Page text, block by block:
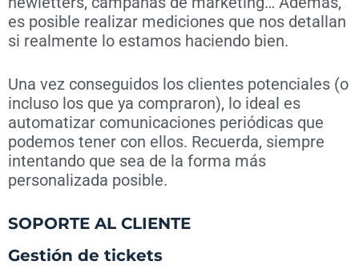
es posible realizar mediciones que nos detallan
si realmente lo estamos haciendo bien.
Una vez conseguidos los clientes potenciales (o
incluso los que ya compraron), lo ideal es
automatizar comunicaciones periódicas que
podemos tener con ellos. Recuerda, siempre
intentando que sea de la forma más
personalizada posible.
SOPORTE AL CLIENTE
Gestión de tickets